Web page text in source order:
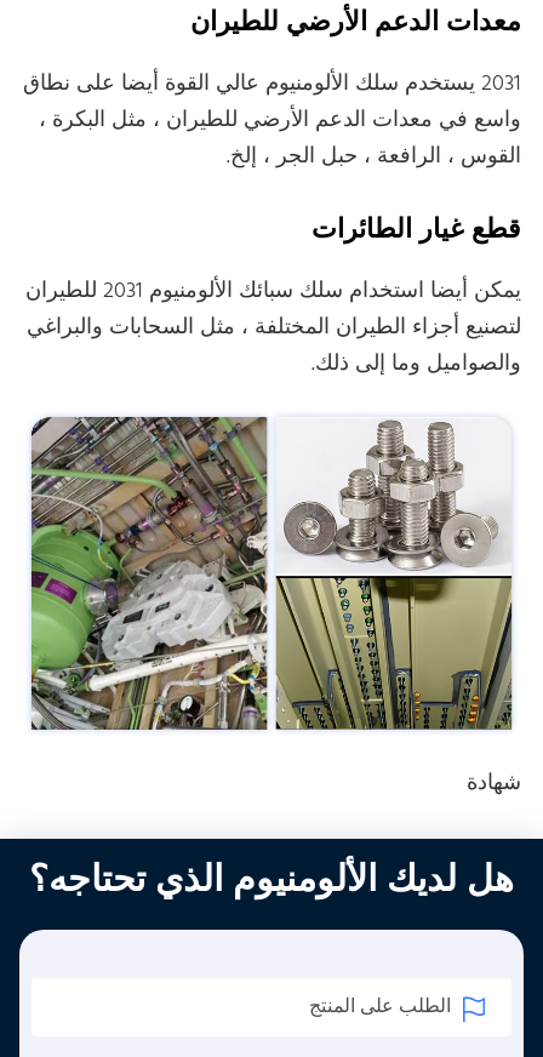
معدات الدعم الأرضي للطيران
2031 يستخدم سلك الألومنيوم عالي القوة أيضا على نطاق
واسع في معدات الدعم الأرضي للطيران ، مثل البكرة ،
القوس ، الرافعة ، حبل الجر ، إلخ.
قطع غيار الطائرات
يمكن أيضا استخدام سلك سبائك الألومنيوم 2031 للطيران
لتصنيع أجزاء الطيران المختلفة ، مثل السحابات والبراغي
والصواميل وما إلى ذلك.
شهادة
هل لديك الألومنيوم الذي تحتاجه؟